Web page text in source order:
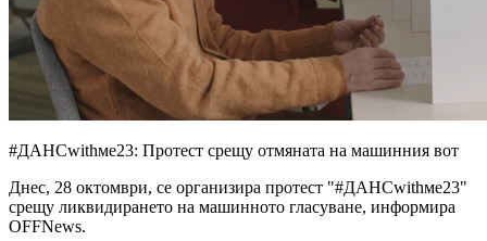
#ДАНСwithме23: Протест срещу отмяната на машинния вот
Днес, 28 октомври, се организира протест "#ДАНСwithме23"
срещу ликвидирането на машинното гласуване, информира
OFFNews.